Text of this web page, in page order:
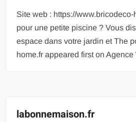
Site web : https://
pour une petite piscine ? Vous
espace dans votre jardin et The
home.fr appeared first on Agence
labonnemaison.fr